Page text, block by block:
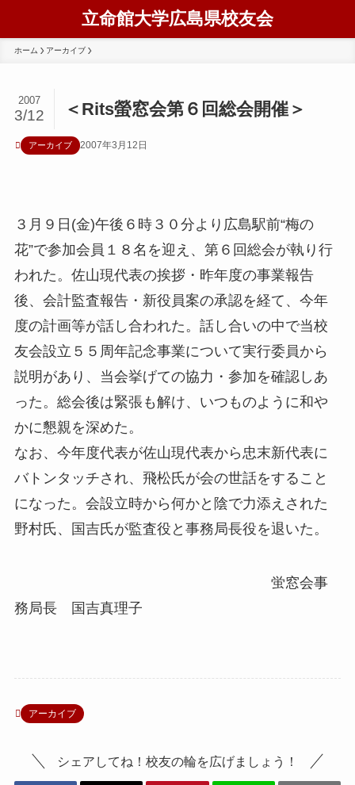
立命館大学広島県校友会
ホーム アーカイブ
＜Rits螢窓会第６回総会開催＞
2007
3/12
アーカイブ 2007年3月12日
３月９日(金)午後６時３０分より広島駅前“梅の
花”で参加会員１８名を迎え、第６回総会が執り行
われた。佐山現代表の挨拶・昨年度の事業報告
後、会計監査報告・新役員案の承認を経て、今年
度の計画等が話し合われた。話し合いの中で当校
友会設立５５周年記念事業について実行委員から
説明があり、当会挙げての協力・参加を確認しあ
った。総会後は緊張も解け、いつものように和や
かに懇親を深めた。
なお、今年度代表が佐山現代表から忠末新代表に
バトンタッチされ、飛松氏が会の世話をすること
になった。会設立時から何かと陰で力添えされた
野村氏、国吉氏が監査役と事務局長役を退いた。
蛍窓会事
務局長 国吉真理子
アーカイブ
シェアしてね！校友の輪を広げましょう！